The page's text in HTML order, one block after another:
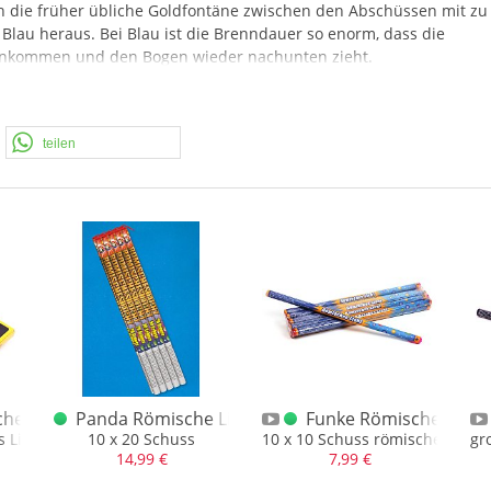
die früher übliche Goldfontäne zwischen den Abschüssen mit zu
heraus. Bei Blau ist die Brenndauer so enorm, dass die
und den Bogen wieder nachunten zieht.
zum Teil aus einer Produktvorführung, hier wurden die Artikel
teilen
Stern
Lichter XXL Gelb
Licht mit Goldfontäne und gelber Stern
Panda Römische Lichter 10x20
10 x 20 Schuss
14,99 €
Funke Römische
10 x 10 Schuss römische
7,99 €